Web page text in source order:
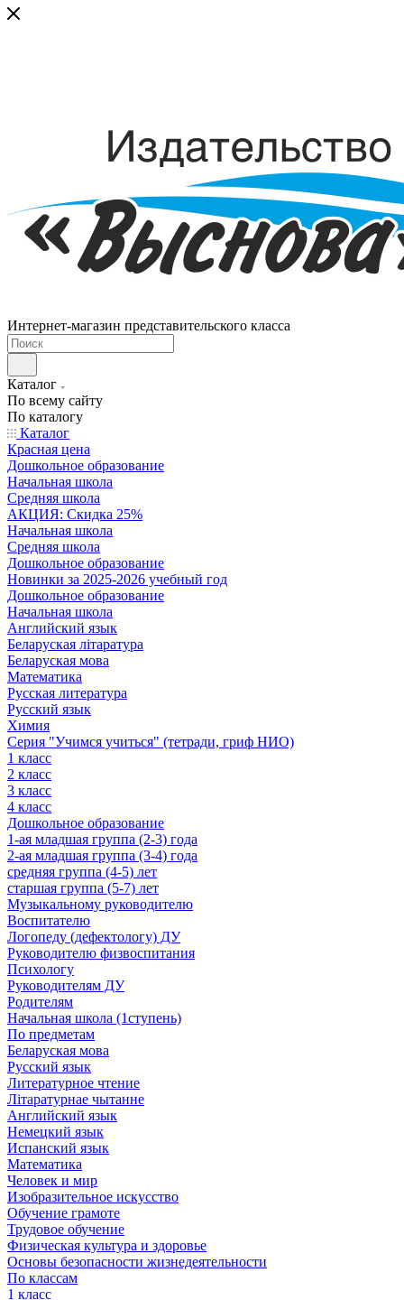
Интернет-магазин представительского класса
Каталог
По всему сайту
По каталогу
Каталог
Красная цена
Дошкольное образование
Начальная школа
Средняя школа
АКЦИЯ: Скидка 25%
Начальная школа
Средняя школа
Дошкольное образование
Новинки за 2025-2026 учебный год
Дошкольное образование
Начальная школа
Английский язык
Беларуская літаратура
Беларуская мова
Математика
Русская литература
Русский язык
Химия
Серия "Учимся учиться" (тетради, гриф НИО)
1 класс
2 класс
3 класс
4 класс
Дошкольное образование
1-ая младшая группа (2-3) года
2-ая младшая группа (3-4) года
средняя группа (4-5) лет
старшая группа (5-7) лет
Музыкальному руководителю
Воспитателю
Логопеду (дефектологу) ДУ
Руководителю физвоспитания
Психологу
Руководителям ДУ
Родителям
Начальная школа (1ступень)
По предметам
Беларуская мова
Русский язык
Литературное чтение
Літаратурнае чытанне
Английский язык
Немецкий язык
Испанский язык
Математика
Человек и мир
Изобразительное искусство
Обучение грамоте
Трудовое обучение
Физическая культура и здоровье
Основы безопасности жизнедеятельности
По классам
1 класс